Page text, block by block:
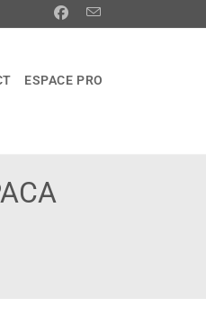
ESPACE PRO